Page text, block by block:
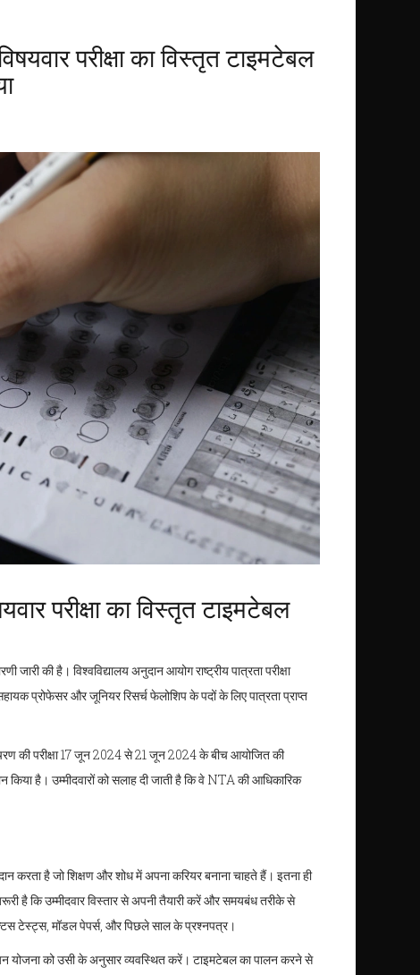
परीक्षा का विस्तृत टाइमटेबल
परीक्षा का विस्तृत टाइमटेबल
की है। विश्वविद्यालय अनुदान आयोग राष्ट्रीय पात्रता परीक्षा
प्रोफेसर और जूनियर रिसर्च फेलोशिप के पदों के लिए पात्रता प्राप्त
की परीक्षा 17 जून 2024 से 21 जून 2024 के बीच आयोजित की
है। उम्मीदवारों को सलाह दी जाती है कि वे NTA की आधिकारिक
करता है जो शिक्षण और शोध में अपना करियर बनाना चाहते हैं। इतना ही
है कि उम्मीदवार विस्तार से अपनी तैयारी करें और समयबंध तरीके से
टेस्ट्स, मॉडल पेपर्स, और पिछले साल के प्रश्नपत्र।
योजना को उसी के अनुसार व्यवस्थित करें। टाइमटेबल का पालन करने से